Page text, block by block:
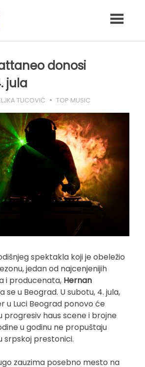
donosi
jula
TUCOVIĆ TOP MUSIC
spektakla koji je obeležio
jedan od najcenjenijih
i producenata, Hernan
se u Beograd. U subotu, 4. jula,
u Luci Beograd ponovo će
progresiv haus scene i brojne
u godinu ne propuštaju
srpskoj prestonici.
zauzima posebno mesto na